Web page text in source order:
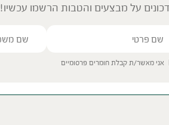
על מבצעים והטבות הרשמו עכשיו!
אני מאשר/ת קבלת חומרים פרסומיים